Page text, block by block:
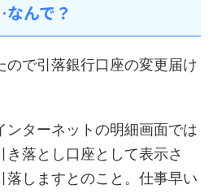
んで？
ので引落銀行口座の変更届け
ンターネットの明細画面では
落とし口座として表示さ
落しますとのこと。仕事早い